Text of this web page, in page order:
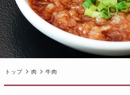
トップ 肉 牛肉